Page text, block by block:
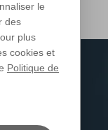
le
des
plus
cookies et
Politique de